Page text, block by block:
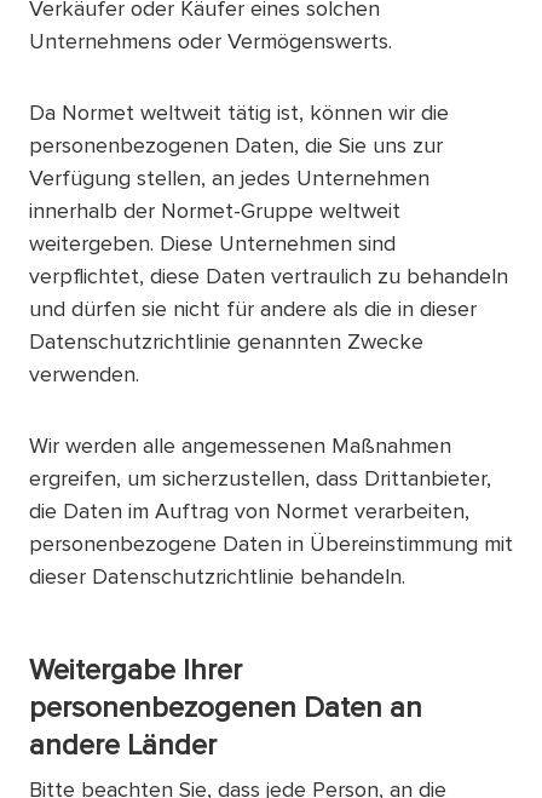
Verkäufer oder Käufer eines solchen
Unternehmens oder Vermögenswerts.
Da Normet weltweit tätig ist, können wir die
personenbezogenen Daten, die Sie uns zur
Verfügung stellen, an jedes Unternehmen
innerhalb der Normet-Gruppe weltweit
weitergeben. Diese Unternehmen sind
verpflichtet, diese Daten vertraulich zu behandeln
und dürfen sie nicht für andere als die in dieser
Datenschutzrichtlinie genannten Zwecke
verwenden.
Wir werden alle angemessenen Maßnahmen
ergreifen, um sicherzustellen, dass Drittanbieter,
die Daten im Auftrag von Normet verarbeiten,
personenbezogene Daten in Übereinstimmung mit
dieser Datenschutzrichtlinie behandeln.
Weitergabe Ihrer
personenbezogenen Daten an
andere Länder
Bitte beachten Sie, dass jede Person, an die